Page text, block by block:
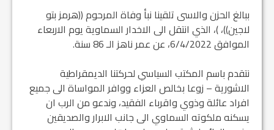
ببالغ الحزن والاسى تلقينا نبأ وفاة المرحوم ((هرمز بتو
لاجين))، )، الذي انتقل الى الاخدار السماوية يوم الاربعاء
الموافق 6/4/2022، عن عمر ناهز الـ 86 سنة.
نتقدم باسم المكتب السياسي لحركتنا الديمقراطية
الاشورية – زوعا بخالص العزاء ووافر المواساة الى جميع
افراد عائلة وذوي واقرباء الفقيد، وندعو من الرب ان
يسكنه ملكوته السماوي الى جانب الابرار والصديقين